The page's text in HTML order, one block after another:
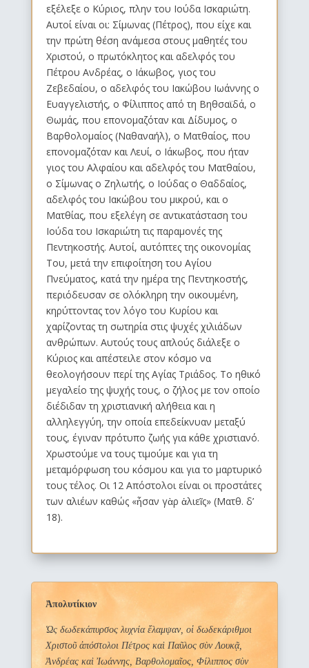
εξέλεξε ο Κύριος, πλην του Ιούδα Ισκαριώτη.
Αυτοί είναι οι: Σίμωνας (Πέτρος), που είχε και
την πρώτη θέση ανάμεσα στους μαθητές του
Χριστού, ο πρωτόκλητος και αδελφός του
Πέτρου Ανδρέας, ο Ιάκωβος, γιος του
Ζεβεδαίου, ο αδελφός του Ιακώβου Ιωάννης ο
Ευαγγελιστής, ο Φίλιππος από τη Βηθσαϊδά, ο
Θωμάς, που επονομαζόταν και Δίδυμος, ο
Βαρθολομαίος (Ναθαναήλ), ο Ματθαίος, που
επονομαζόταν και Λευί, ο Ιάκωβος, που ήταν
γιος του Αλφαίου και αδελφός του Ματθαίου,
ο Σίμωνας ο Ζηλωτής, ο Ιούδας ο Θαδδαίος,
αδελφός του Ιακώβου του μικρού, και ο
Ματθίας, που εξελέγη σε αντικατάσταση του
Ιούδα του Ισκαριώτη τις παραμονές της
Πεντηκοστής. Aυτοί, αυτόπτες της οικονομίας
Του, μετά την επιφοίτηση του Αγίου
Πνεύματος, κατά την ημέρα της Πεντηκοστής,
περιόδευσαν σε ολόκληρη την οικουμένη,
κηρύττοντας τον λόγο του Κυρίου και
χαρίζοντας τη σωτηρία στις ψυχές χιλιάδων
ανθρώπων. Αυτούς τους απλούς διάλεξε ο
Κύριος και απέστειλε στον κόσμο να
θεολογήσουν περί της Αγίας Τριάδος. Το ηθικό
μεγαλείο της ψυχής τους, ο ζήλος με τον οποίο
διέδιδαν τη χριστιανική αλήθεια και η
αλληλεγγύη, την οποία επεδείκνυαν μεταξύ
τους, έγιναν πρότυπο ζωής για κάθε χριστιανό.
Χρωστούμε να τους τιμούμε και για τη
μεταμόρφωση του κόσμου και για το μαρτυρικό
τους τέλος. Οι 12 Απόστολοι είναι οι προστάτες
των αλιέων καθώς «ἦσαν γὰρ ἁλιεῖς» (Ματθ. δ’
18).
Ἀπολυτίκιον
Ὡς δωδεκάπυρσος λυχνία ἔλαμψαν, οἱ δωδεκάριθμοι
Χριστοῦ ἀπόστολοι Πέτρος καὶ Παῦλος σὺν Λουκᾷ,
Ἀνδρέας καὶ Ἰωάννης, Βαρθολομαῖος, Φίλιππος σὺν